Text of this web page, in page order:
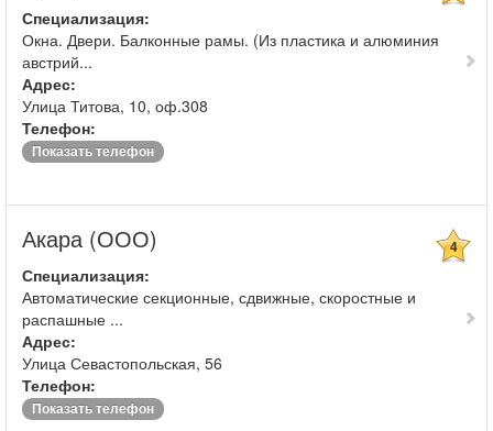
Специализация:
Окна. Двери. Балконные рамы. (Из пластика и алюминия
австрий...
Адрес:
Улица Титова, 10, оф.308
Телефон:
Показать телефон
Акара (ООО) 4
Специализация:
Автоматические секционные, сдвижные, скоростные и
распашные ...
Адрес:
Улица Севастопольская, 56
Телефон:
Показать телефон